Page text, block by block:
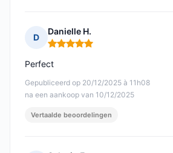
D
Danielle H.
Opmerking: 5 van 5
Gepubliceerd op 20/12/2025 à 11h08
na een aankoop van 10/12/2025
Perfect
Vertaalde beoordelingen